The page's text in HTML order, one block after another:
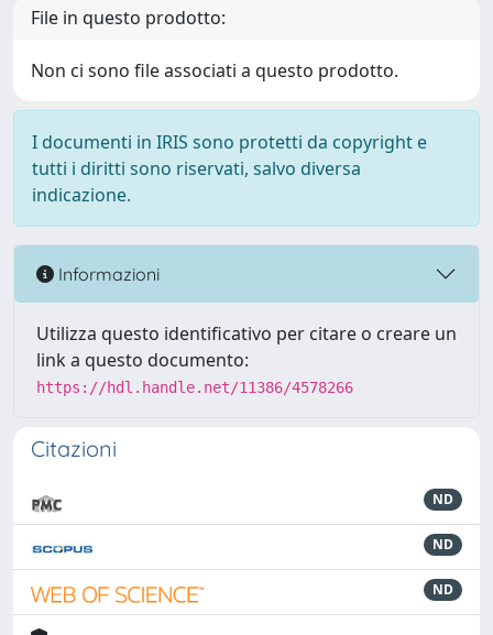
File in questo prodotto:
Non ci sono file associati a questo prodotto.
I documenti in IRIS sono protetti da copyright e
tutti i diritti sono riservati, salvo diversa
indicazione.
Informazioni
Utilizza questo identificativo per citare o creare un
link a questo documento:
https://hdl.handle.net/11386/4578266
Citazioni
ND
ND
ND